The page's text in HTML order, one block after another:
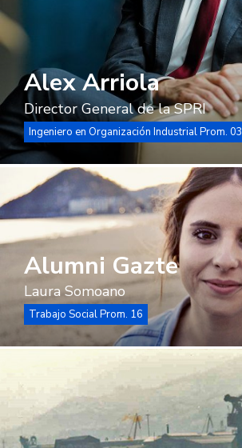
Alex Arriola
Director General de la SPRI
Ingeniero en Organización Industrial Prom. 03
Alumni Gazte
Laura Somoano
Trabajo Social Prom. 16